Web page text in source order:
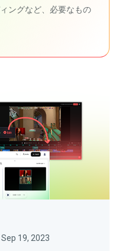
ングなど、必要なもの
Sep 19, 2023